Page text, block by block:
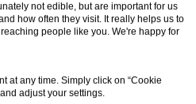
not edible, but are important for us
how often they visit. It really helps us to
people like you. We're happy for
at any time. Simply click on “Cookie
adjust your settings.